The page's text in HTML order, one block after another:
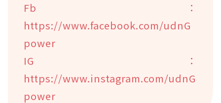
Fb：
https://www.facebook.com/udnG
power
IG：
https://www.instagram.com/udnG
power